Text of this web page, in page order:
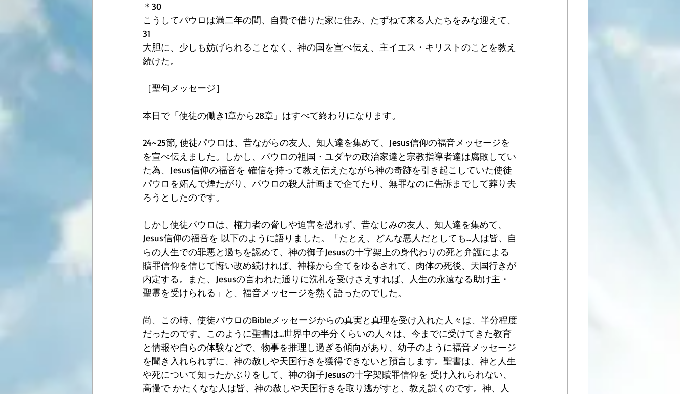
＊30
こうしてパウロは満二年の間、自費で借りた家に住み、たずねて来る人たちをみな迎えて、
31
大胆に、少しも妨げられることなく、神の国を宣べ伝え、主イエス・キリストのことを教え
続けた。
［聖句メッセージ］
本日で「使徒の働き1章から28章」はすべて終わりになります。
24~25節, 使徒パウロは、昔ながらの友人、知人達を集めて、Jesus信仰の福音メッセージを
を宣べ伝えました。しかし、パウロの祖国・ユダヤの政治家達と宗教指導者達は腐敗してい
た為、Jesus信仰の福音を 確信を持って教え伝えたながら神の奇跡を引き起こしていた使徒
パウロを妬んで煙たがり、パウロの殺人計画まで企てたり、無罪なのに告訴までして葬り去
ろうとしたのです。
しかし使徒パウロは、権力者の脅しや迫害を恐れず、昔なじみの友人、知人達を集めて、
Jesus信仰の福音を 以下のように語りました。「たとえ、どんな悪人だとしても...人は皆、自
らの人生での罪悪と過ちを認めて、神の御子Jesusの十字架上の身代わりの死と弁護による
贖罪信仰を信じて悔い改め続ければ、神様から全てをゆるされて、肉体の死後、天国行きが
内定する。また、Jesusの言われた通りに洗礼を受けさえすれば、人生の永遠なる助け主・
聖霊を受けられる」と、福音メッセージを熱く語ったのでした。
尚、この時、使徒パウロのBibleメッセージからの真実と真理を受け入れた人々は、半分程度
だったのです。このように聖書は...世界中の半分くらいの人々は、今までに受けてきた教育
と情報や自らの体験などで、物事を推理し過ぎる傾向があり、幼子のように福音メッセージ
を聞き入れられずに、神の赦しや天国行きを獲得できないと預言します。聖書は、神と人生
や死について知ったかぶりをして、神の御子Jesusの十字架贖罪信仰を 受け入れられない、
高慢で かたくなな人は皆、神の赦しや天国行きを取り逃がすと、教え説くのです。神、人